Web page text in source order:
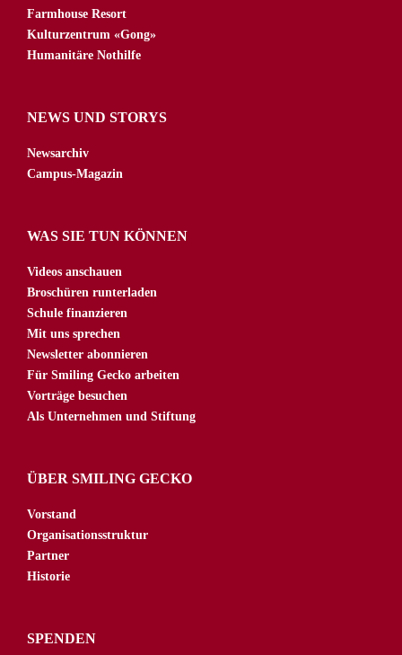
Farmhouse Resort
Kulturzentrum «Gong»
Humanitäre Nothilfe
NEWS UND STORYS
Newsarchiv
Campus-Magazin
WAS SIE TUN KÖNNEN
Videos anschauen
Broschüren runterladen
Schule finanzieren
Mit uns sprechen
Newsletter abonnieren
Für Smiling Gecko arbeiten
Vorträge besuchen
Als Unternehmen und Stiftung
ÜBER SMILING GECKO
Vorstand
Organisationsstruktur
Partner
Historie
SPENDEN